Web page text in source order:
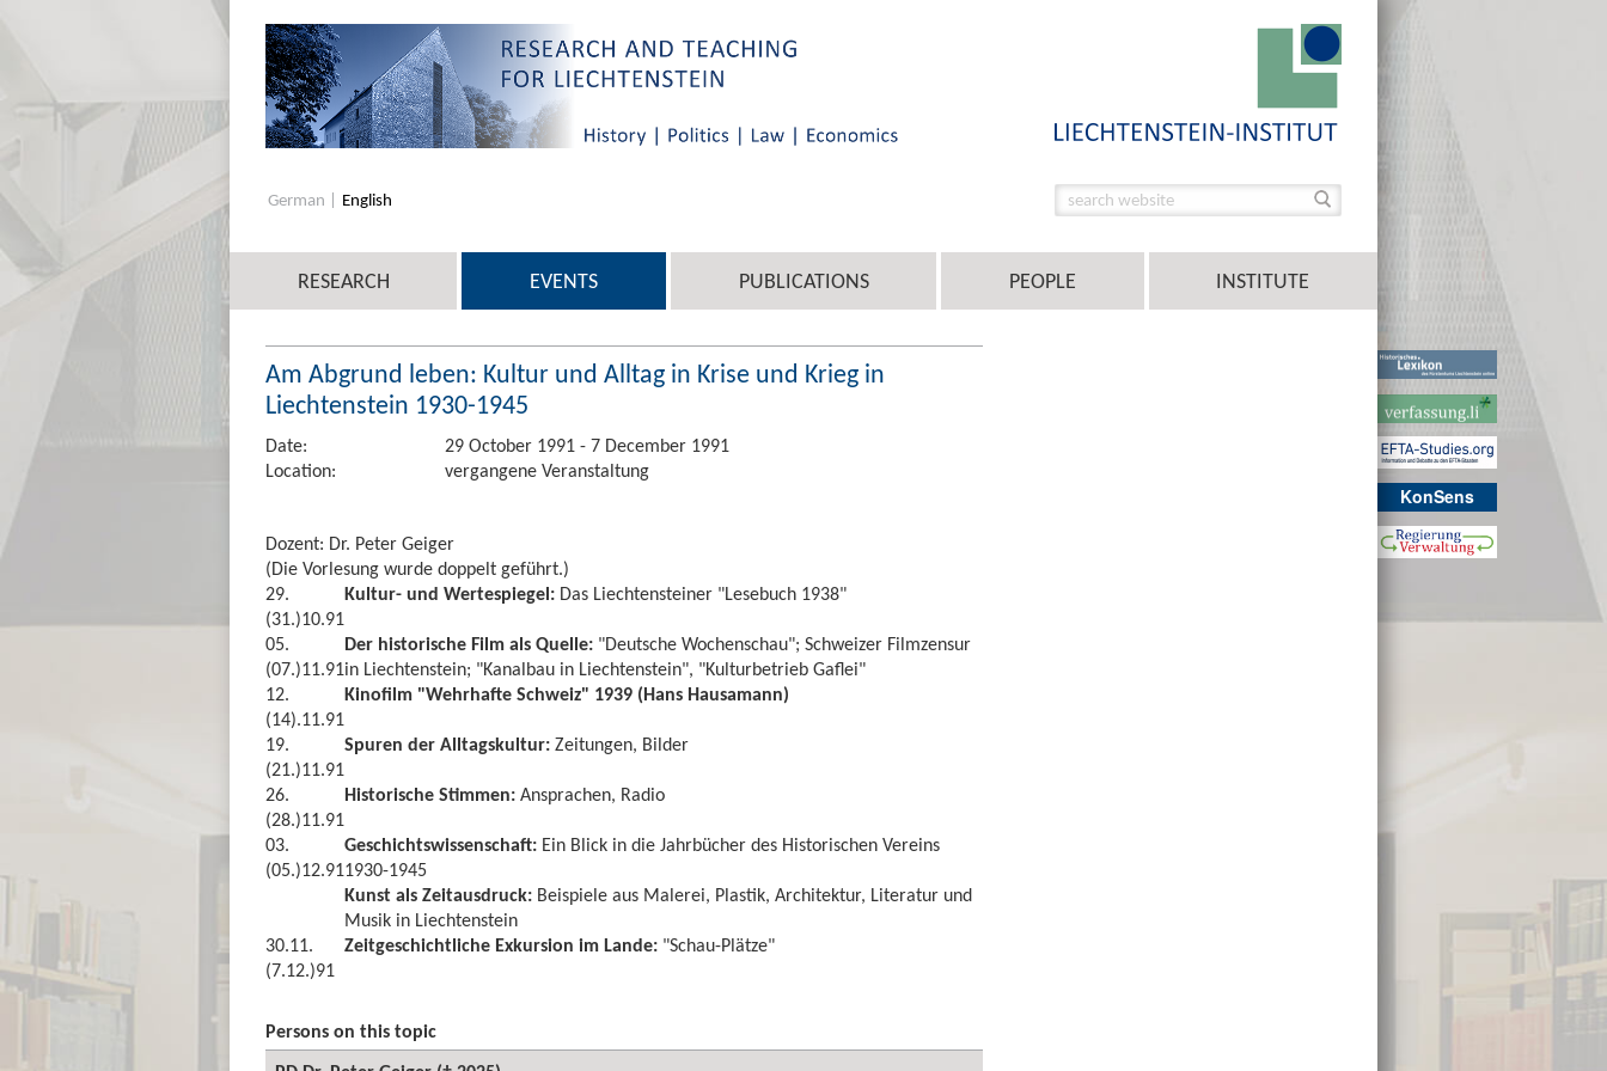
KonSens
German English
RESEARCH EVENTS PUBLICATIONS PEOPLE INSTITUTE
Am Abgrund leben: Kultur und Alltag in Krise und Krieg in
Liechtenstein 1930-1945
Date:
29 October 1991 - 7 December 1991
Location:
vergangene Veranstaltung
Dozent: Dr. Peter Geiger
(Die Vorlesung wurde doppelt geführt.)
29.
(31.)10.91
Kultur- und Wertespiegel: Das Liechtensteiner "Lesebuch 1938"
05.
(07.)11.91
Der historische Film als Quelle: "Deutsche Wochenschau"; Schweizer Filmzensur
in Liechtenstein; "Kanalbau in Liechtenstein", "Kulturbetrieb Gaflei"
12.
(14).11.91
Kinofilm "Wehrhafte Schweiz" 1939 (Hans Hausamann)
19.
(21.)11.91
Spuren der Alltagskultur: Zeitungen, Bilder
26.
(28.)11.91
Historische Stimmen: Ansprachen, Radio
03.
(05.)12.91
Geschichtswissenschaft: Ein Blick in die Jahrbücher des Historischen Vereins
1930-1945
Kunst als Zeitausdruck: Beispiele aus Malerei, Plastik, Architektur, Literatur und
Musik in Liechtenstein
30.11.
(7.12.)91
Zeitgeschichtliche Exkursion im Lande: "Schau-Plätze"
Persons on this topic